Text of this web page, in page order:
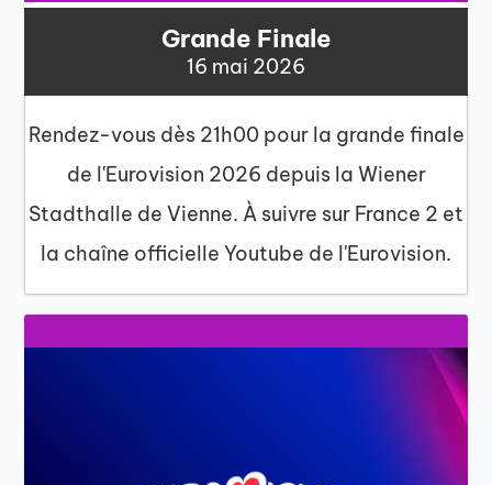
Grande Finale
16 mai 2026
Rendez-vous dès 21h00 pour la grande finale
de l'Eurovision 2026 depuis la Wiener
Stadthalle de Vienne. À suivre sur France 2 et
la chaîne officielle Youtube de l'Eurovision.